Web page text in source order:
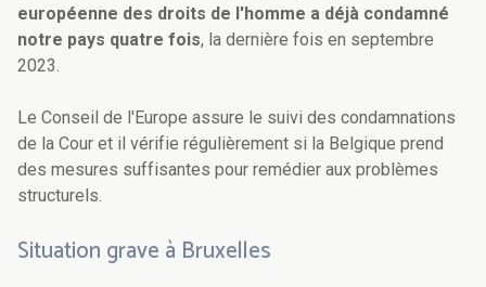
européenne des droits de l'homme a déjà condamné
notre pays quatre fois, la dernière fois en septembre
2023.
Le Conseil de l'Europe assure le suivi des condamnations
de la Cour et il vérifie régulièrement si la Belgique prend
des mesures suffisantes pour remédier aux problèmes
structurels.
Situation grave à Bruxelles